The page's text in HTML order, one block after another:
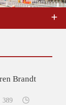
Brandt
389